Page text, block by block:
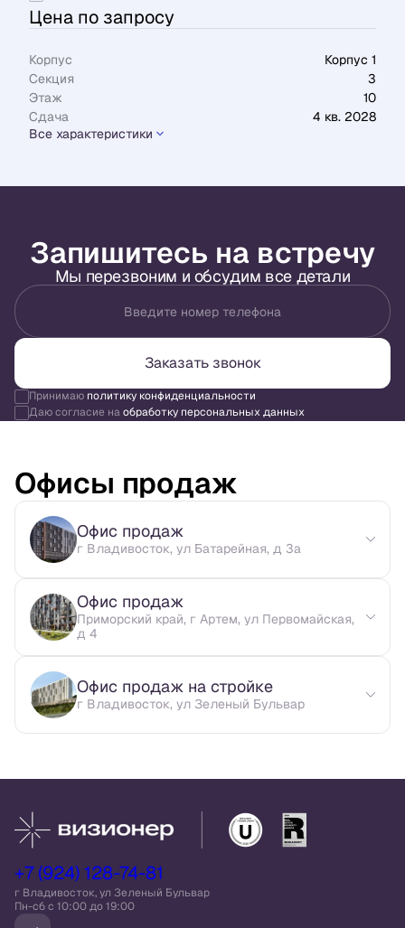
Цена по запросу
Корпус
Корпус 1
Секция
3
Этаж
10
Сдача
4 кв. 2028
Все характеристики
Запишитесь на встречу
Мы перезвоним и обсудим все детали
Введите номер телефона
Заказать звонок
Принимаю политику конфиденциальности
Даю согласие наобработку персональных данных
Офисы продаж
Офис продаж
г Владивосток, ул Батарейная, д 3а
Офис продаж
Приморский край, г Артем, ул Первомайская,
д 4
Офис продаж на стройке
г Владивосток, ул Зеленый Бульвар
+7 (924) 128-74-81
г Владивосток, ул Зеленый Бульвар
Пн-сб c 10:00 до 19:00